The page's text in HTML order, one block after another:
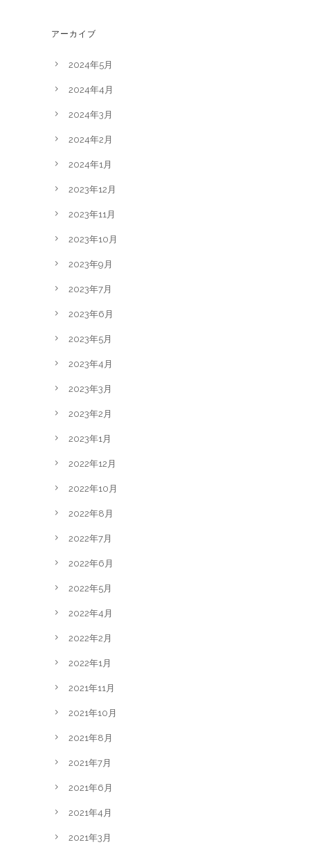
アーカイブ
2024年5月
2024年4月
2024年3月
2024年2月
2024年1月
2023年12月
2023年11月
2023年10月
2023年9月
2023年7月
2023年6月
2023年5月
2023年4月
2023年3月
2023年2月
2023年1月
2022年12月
2022年10月
2022年8月
2022年7月
2022年6月
2022年5月
2022年4月
2022年2月
2022年1月
2021年11月
2021年10月
2021年8月
2021年7月
2021年6月
2021年4月
2021年3月